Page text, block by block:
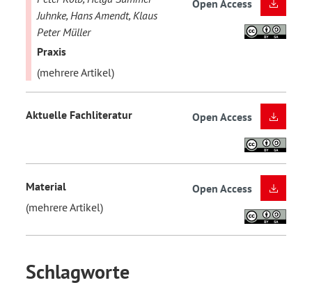
Juhnke, Hans Amendt, Klaus
Peter Müller
Praxis
(mehrere Artikel)
Open Access
Aktuelle Fachliteratur Open Access
Material
(mehrere Artikel)
Open Access
Schlagworte